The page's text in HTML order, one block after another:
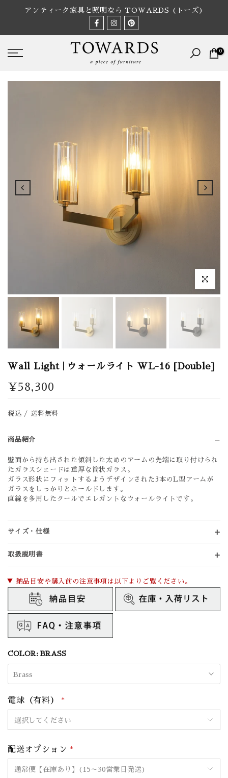
アンティーク家具と照明なら TOWARDS (トーズ)
0
拡大表示
Wall Light | ウォールライト WL-16 [Double]
¥58,300
税込 / 送料無料
商品紹介
壁面から持ち出された傾斜した太めのアームの先端に取り付けられ
たガラスシェードは重厚な筒状ガラス。
ガラス形状にフィットするようデザインされた3本のL型アームが
ガラスをしっかりとホールドします。
直線を多用したクールでエレガントなウォールライトです。
サイズ・仕様
取扱説明書
▼ 納品目安や購入前の注意事項は以下よりご覧ください。
COLOR: BRASS
Brass
電球（有料） *
配送オプション *